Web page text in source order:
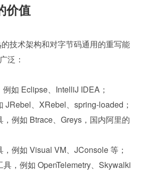
价值
技术架构和对字节码通用的重写能
泛：
如 Eclipse、IntelliJ IDEA；
JRebel、XRebel、spring-loaded；
例如 Btrace、Greys，国内阿里的
例如 Visual VM、JConsole 等；
，例如 OpenTelemetry、Skywalki